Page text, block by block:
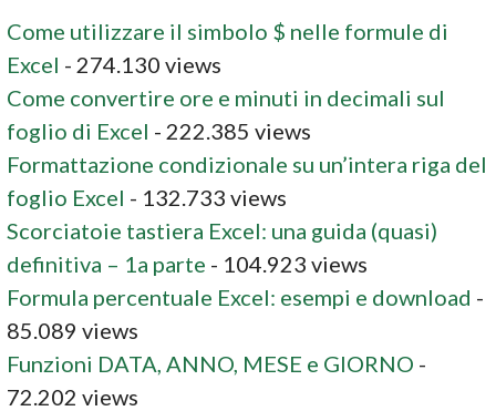
Come utilizzare il simbolo $ nelle formule di
Excel - 274.130 views
Come convertire ore e minuti in decimali sul
foglio di Excel - 222.385 views
Formattazione condizionale su un’intera riga del
foglio Excel - 132.733 views
Scorciatoie tastiera Excel: una guida (quasi)
definitiva – 1a parte - 104.923 views
Formula percentuale Excel: esempi e download -
85.089 views
Funzioni DATA, ANNO, MESE e GIORNO -
72.202 views